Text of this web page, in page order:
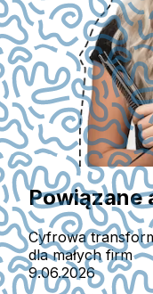
Powiązane
Cyfrowa
dla małych firm
9.06.2026